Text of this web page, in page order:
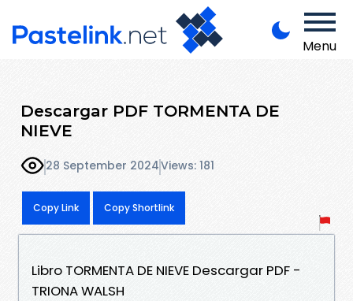
Menu
Descargar PDF TORMENTA DE
NIEVE
28 September 2024Views: 181
Copy Link Copy Shortlink
Libro TORMENTA DE NIEVE Descargar PDF -
TRIONA WALSH